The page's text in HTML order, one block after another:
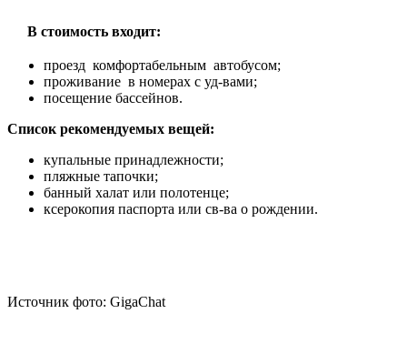
В стоимость входит:
проезд комфортабельным автобусом;
проживание в номерах с уд-вами;
посещение бассейнов.
Список рекомендуемых вещей:
купальные принадлежности;
пляжные тапочки;
банный халат или полотенце;
ксерокопия паспорта или св-ва о рождении.
Источник фото: GigaChat